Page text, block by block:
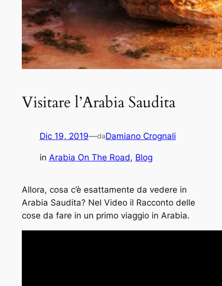
Visitare l’Arabia Saudita
Dic 19, 2019—daDamiano Crognali
in Arabia On The Road, Blog
Allora, cosa c’è esattamente da vedere in
Arabia Saudita? Nel Video il Racconto delle
cose da fare in un primo viaggio in Arabia.